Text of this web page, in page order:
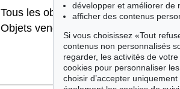
Tous les objets
Offres
Objets vendus
développer et améliorer de
afficher des contenus
Si vous choisissez «Tout
contenus non personnalisés
regarder, les activités de
cookies pour personnaliser
choisir d’accepter